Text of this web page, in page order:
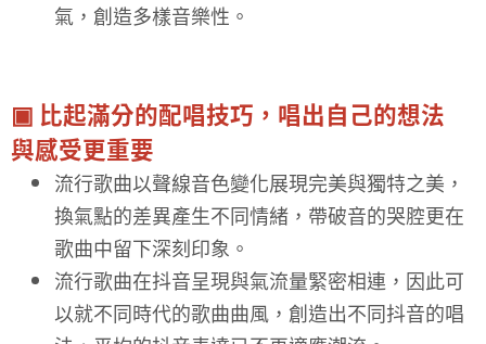
氣，創造多樣音樂性。
▣ 比起滿分的配唱技巧，唱出自己的想法
與感受更重要
流行歌曲以聲線音色變化展現完美與獨特之美，
換氣點的差異產生不同情緒，帶破音的哭腔更在
歌曲中留下深刻印象。
流行歌曲在抖音呈現與氣流量緊密相連，因此可
以就不同時代的歌曲曲風，創造出不同抖音的唱